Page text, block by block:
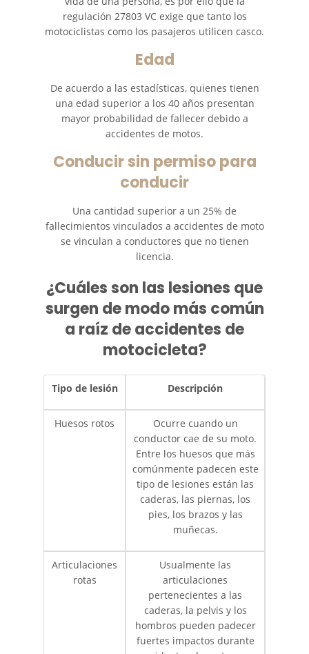
Unsafe Left Turn Motorcycle
Accident
Pedestrian Accidents
Damages Can I Recover in a
Wrongful Death Claim?
Companies
Determining Fault
Pedestrian Accident Injuries
Pedestrian Accident Statistics
Recovering Compensation
Truck Accident
Liable Parties in a Truck Accident
Truck Accidents
Truck Accident Case Elements
Types of Evidence Needed
Winning Your Truck Accident Case
Wrongful Death
regulación 27803 VC exige que tanto los
motociclistas como los pasajeros utilicen casco.
Edad
De acuerdo a las estadísticas, quienes tienen
una edad superior a los 40 años presentan
mayor probabilidad de fallecer debido a
accidentes de motos.
Conducir sin permiso para
conducir
Una cantidad superior a un 25% de
fallecimientos vinculados a accidentes de moto
se vinculan a conductores que no tienen
licencia.
¿Cuáles son las lesiones que
surgen de modo más común
a raíz de accidentes de
motocicleta?
Tipo de lesión Descripción
Huesos rotos
Ocurre cuando un
conductor cae de su moto.
Entre los huesos que más
comúnmente padecen este
tipo de lesiones están las
caderas, las piernas, los
pies, los brazos y las
muñecas.
Articulaciones
rotas
Usualmente las
articulaciones
pertenecientes a las
caderas, la pelvis y los
hombros pueden padecer
fuertes impactos durante